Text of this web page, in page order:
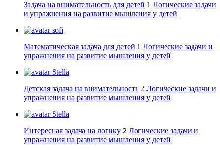
Задача на внимательность для детей 1 Логические задачи
и упражнения на развитие мышления у детей
sofi
Математическая задача для детей 1 Логические задачи и
упражнения на развитие мышления у детей
Stella
Детская задача на внимательность 2 Логические задачи и
упражнения на развитие мышления у детей
Stella
Интересная задача на логику 2 Логические задачи и
упражнения на развитие мышления у детей